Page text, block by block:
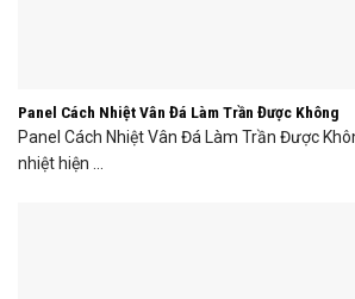
Panel Cách Nhiệt Vân Đá Làm Trần Được Không
Panel Cách Nhiệt Vân Đá Làm Trần Được
nhiệt hiện ...